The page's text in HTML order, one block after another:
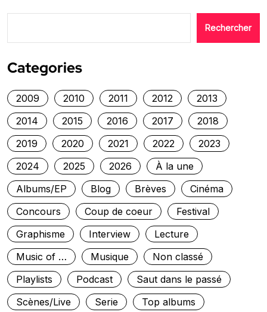
Rechercher
Categories
2009 2010 2011 2012
2013
2014
2015 2016 2017
2018
2019
2020 2021 2022
2023
2024
2025 2026
À la une
Albums/EP
Blog Brèves
Cinéma
Concours
Coup de coeur
Festival
Graphisme
Interview
Lecture
Music of …
Musique
Non classé
Playlists
Podcast
Saut dans le passé
Scènes/Live
Serie
Top albums